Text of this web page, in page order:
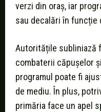
verzi din oraș, iar
sau decalări în
Autoritățile subliniază
combaterii căpușelor
programul poate fi
de mediu. În plus,
primăria face un apel